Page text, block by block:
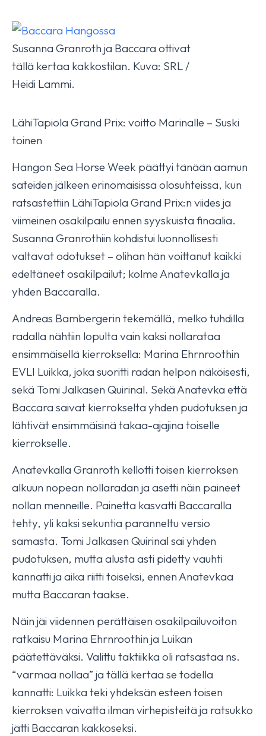
Susanna Granroth ja Baccara ottivat
tällä kertaa kakkostilan. Kuva: SRL /
Heidi Lammi.
LähiTapiola Grand Prix: voitto Marinalle – Suski
toinen
Hangon Sea Horse Week päättyi tänään aamun
sateiden jälkeen erinomaisissa olosuhteissa, kun
ratsastettiin LähiTapiola Grand Prix:n viides ja
viimeinen osakilpailu ennen syyskuista finaalia.
Susanna Granrothiin kohdistui luonnollisesti
valtavat odotukset – olihan hän voittanut kaikki
edeltäneet osakilpailut; kolme Anatevkalla ja
yhden Baccaralla.
Andreas Bambergerin tekemällä, melko tuhdilla
radalla nähtiin lopulta vain kaksi nollarataa
ensimmäisellä kierroksella: Marina Ehrnroothin
EVLI Luikka, joka suoritti radan helpon näköisesti,
sekä Tomi Jalkasen Quirinal. Sekä Anatevka että
Baccara saivat kierrokselta yhden pudotuksen ja
lähtivät ensimmäisinä takaa-ajajina toiselle
kierrokselle.
Anatevkalla Granroth kellotti toisen kierroksen
alkuun nopean nollaradan ja asetti näin paineet
nollan menneille. Painetta kasvatti Baccaralla
tehty, yli kaksi sekuntia paranneltu versio
samasta. Tomi Jalkasen Quirinal sai yhden
pudotuksen, mutta alusta asti pidetty vauhti
kannatti ja aika riitti toiseksi, ennen Anatevkaa
mutta Baccaran taakse.
Näin jäi viidennen perättäisen osakilpailuvoiton
ratkaisu Marina Ehrnroothin ja Luikan
päätettäväksi. Valittu taktiikka oli ratsastaa ns.
“varmaa nollaa” ja tällä kertaa se todella
kannatti: Luikka teki yhdeksän esteen toisen
kierroksen vaivatta ilman virhepisteitä ja ratsukko
jätti Baccaran kakkoseksi.